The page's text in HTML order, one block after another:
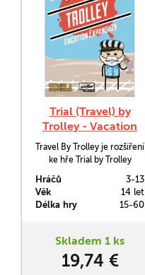
Trial (Travel) by
Trolley - Vacation
Expansion
Travel By Trolley je rozšíření
ke hře Trial by Trolley
zvoní tramvaj) s
cestovatelskou tématikou.
Hráčů
3-13
Věk
14 let
Délka hry
15-60
Skladem 1 ks
19,74 €